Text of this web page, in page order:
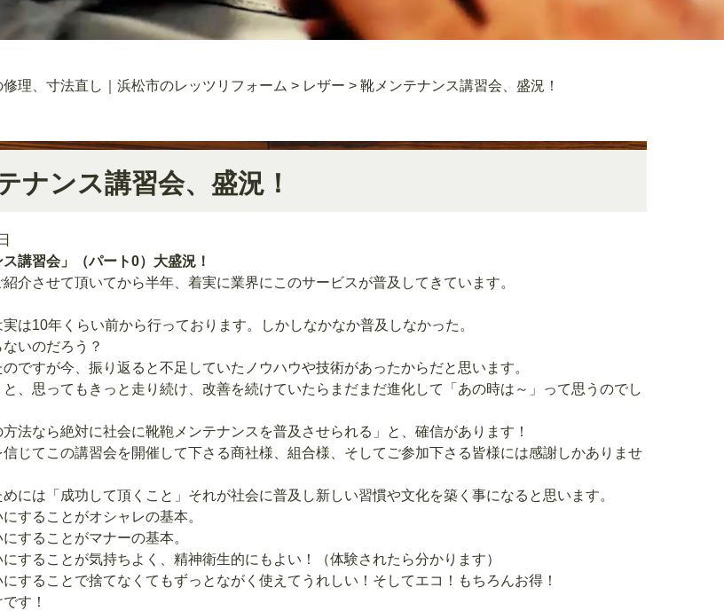
理、寸法直し｜浜松市のレッツリフォーム > レザー > 靴メンテナンス講習会、盛況！
ナンス講習会、盛況！
ス講習会」（パート0）大盛況！
介させて頂いてから半年、着実に業界にこのサービスが普及してきています。
は10年くらい前から行っております。しかしなかなか普及しなかった。
いのだろう？
ですが今、振り返ると不足していたノウハウや技術があったからだと思います。
、思ってもきっと走り続け、改善を続けていたらまだまだ進化して「あの時は～」って思うのでし
法なら絶対に社会に靴鞄メンテナンスを普及させられる」と、確信があります！
じてこの講習会を開催して下さる商社様、組合様、そしてご参加下さる皆様には感謝しかありませ
には「成功して頂くこと」それが社会に普及し新しい習慣や文化を築く事になると思います。
にすることがオシャレの基本。
にすることがマナーの基本。
にすることが気持ちよく、精神衛生的にもよい！（体験されたら分かります）
にすることで捨てなくてもずっとながく使えてうれしい！そしてエコ！もちろんお得！
す！